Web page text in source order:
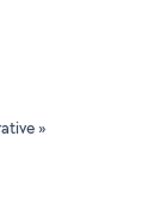
»